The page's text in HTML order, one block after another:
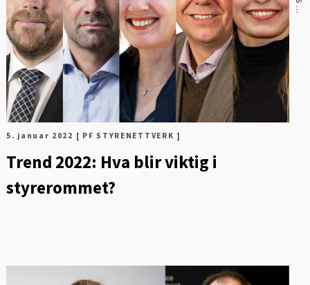
5. januar 2022 [ PF STYRENETTVERK ]
Trend 2022: Hva blir viktig i
styrerommet?